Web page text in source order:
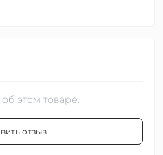
этом товаре.
отзыв